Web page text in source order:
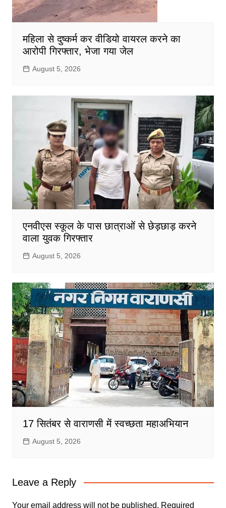
महिला से दुष्कर्म कर वीडियो वायरल करने का
आरोपी गिरफ्तार, भेजा गया जेल
August 5, 2026
एनवीएस स्कूल के पास छात्राओं से छेड़छाड़ करने
वाला युवक गिरफ्तार
August 5, 2026
17 सितंबर से वाराणसी में स्वच्छता महाअभियान
August 5, 2026
Leave a Reply
Your email address will not be published. Required